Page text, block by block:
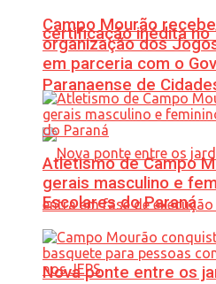
certificação inédita no
Paranaense de
Nova ponte entre os
Campo Mourão
organização dos
em parceria com o
Atletismo de Campo
gerais masculino e
Escolares do Paraná